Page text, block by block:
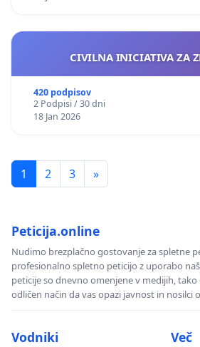
CIVILNA INICIATIVA ZA
420 podpisov
2 Podpisi / 30 dni
18 Jan 2026
1 2 3 »
Peticija.online
Nudimo brezplačno gostovanje za spletne
profesionalno spletno peticijo z uporabo
peticije so dnevno omenjene v medijih,
odličen način da vas opazi javnost in nosilci
Vodniki Več